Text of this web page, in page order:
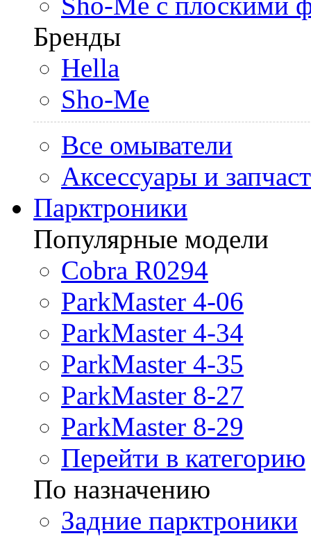
Бренды
Hella
Sho-Me
Все омыватели
Аксессуары и
Парктроники
Популярные модели
Cobra R0294
ParkMaster 4-06
ParkMaster 4-34
ParkMaster 4-35
ParkMaster 8-27
ParkMaster 8-29
Перейти в категорию
По назначению
Задние парктроники